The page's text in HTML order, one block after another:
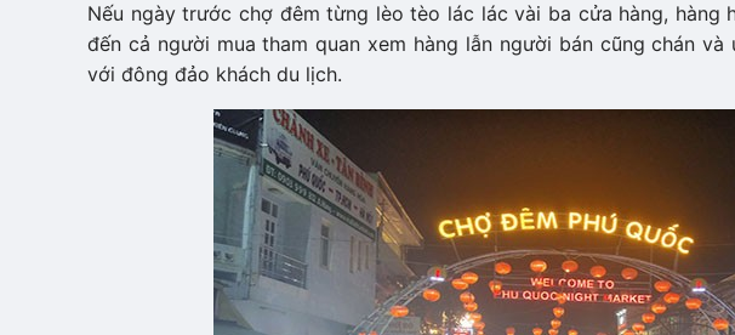
Nếu ngày trước chợ đêm từng lèo tèo lác lác vài ba cửa hàng, hàng
đến cả người mua tham quan xem hàng lẫn người bán cũng chán
với đông đảo khách du lịch.